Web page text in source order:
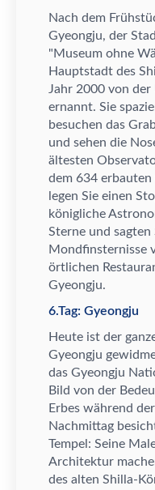
Nach dem Frühstü
Gyeongju, der
"Museum ohne Wä
Hauptstadt des
Jahr 2000 von
ernannt. Sie
besuchen das
und sehen die
ä ltesten
dem 634 erbauten
legen Sie einen
königliche
Sterne und sagten
Mondfinsternisse
örtlichen
Gyeongju.
6.Tag: Gyeongju
Heute ist der
Gyeongju
das Gyeongju
Bild von der
Erbes während
Nachmittag
Tempel: Seine
Architektur
des alten Shilla-Kö